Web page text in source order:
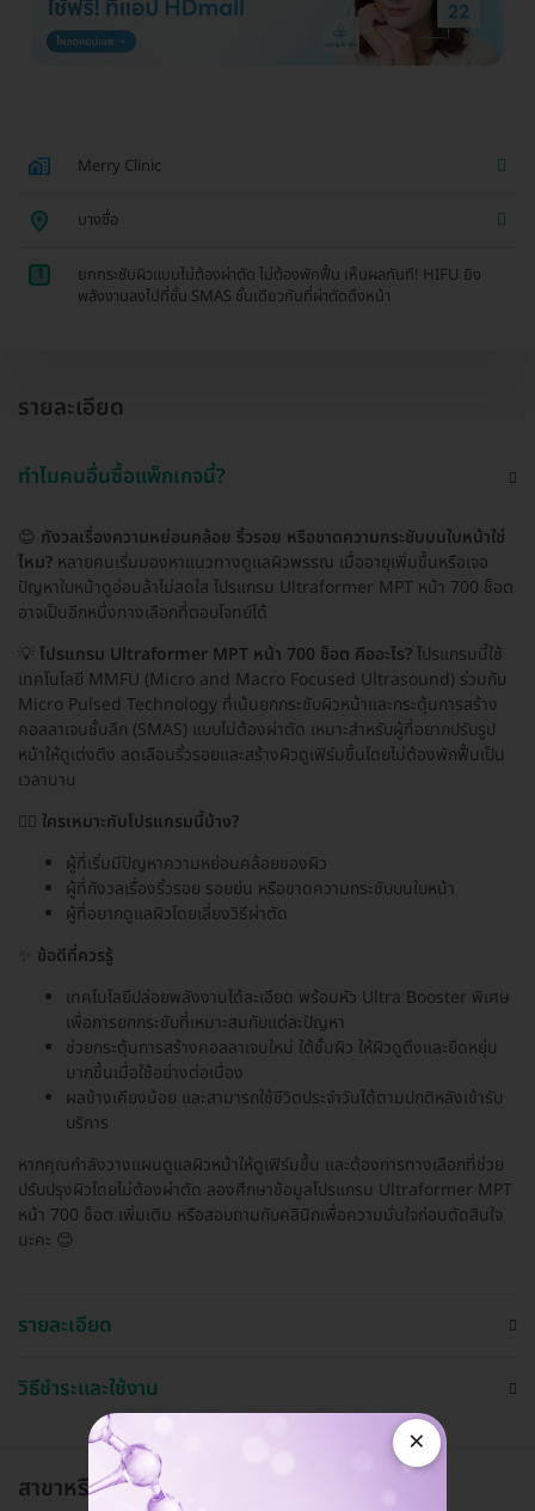
Merry Clinic
บางซื่อ
1
ยกกระชับผิวแบบไม่ต้องผ่าตัด ไม่ต้องพักฟื้น เห็นผลทันที! HIFU ยิง
พลังงานลงไปที่ชั้น SMAS ชั้นเดียวกับที่ผ่าตัดดึงหน้า
รายละเอียด
ทำไมคนอื่นซื้อแพ็กเกจนี้?
😊 กังวลเรื่องความหย่อนคล้อย ริ้วรอย หรือขาดความกระชับบนใบหน้าใช่
ไหม? หลายคนเริ่มมองหาแนวทางดูแลผิวพรรณ เมื่ออายุเพิ่มขึ้นหรือเจอ
ปัญหาใบหน้าดูอ่อนล้าไม่สดใส โปรแกรม Ultraformer MPT หน้า 700 ช็อต
อาจเป็นอีกหนึ่งทางเลือกที่ตอบโจทย์ได้
💡 โปรแกรม Ultraformer MPT หน้า 700 ช็อต คืออะไร? โปรแกรมนี้ใช้
เทคโนโลยี MMFU (Micro and Macro Focused Ultrasound) ร่วมกับ
Micro Pulsed Technology ที่เน้นยกกระชับผิวหน้าและกระตุ้นการสร้าง
คอลลาเจนชั้นลึก (SMAS) แบบไม่ต้องผ่าตัด เหมาะสำหรับผู้ที่อยากปรับรูป
หน้าให้ดูเต่งตึง ลดเลือนริ้วรอยและสร้างผิวดูเฟิร์มขึ้นโดยไม่ต้องพักฟื้นเป็น
เวลานาน
🙋‍♀️ ใครเหมาะกับโปรแกรมนี้บ้าง?
ผู้ที่เริ่มมีปัญหาความหย่อนคล้อยของผิว
ผู้ที่กังวลเรื่องริ้วรอย รอยย่น หรือขาดความกระชับบนใบหน้า
ผู้ที่อยากดูแลผิวโดยเลี่ยงวิธีผ่าตัด
ข้อดีที่ควรรู้
เทคโนโลยีปล่อยพลังงานได้ละเอียด พร้อมหัว Ultra Booster พิเศษ
เพื่อการยกกระชับที่เหมาะสมกับแต่ละปัญหา
ช่วยกระตุ้นการสร้างคอลลาเจนใหม่ ใต้ชั้นผิว ให้ผิวดูตึงและยืดหยุ่น
มากขึ้นเมื่อใช้อย่างต่อเนื่อง
ผลข้างเคียงน้อย และสามารถใช้ชีวิตประจำวันได้ตามปกติหลังเข้ารับ
บริการ
หากคุณกำลังวางแผนดูแลผิวหน้าให้ดูเฟิร์มขึ้น และต้องการทางเลือกที่ช่วย
ปรับปรุงผิวโดยไม่ต้องผ่าตัด ลองศึกษาข้อมูลโปรแกรม Ultraformer MPT
หน้า 700 ช็อต เพิ่มเติม หรือสอบถามกับคลินิกเพื่อความมั่นใจก่อนตัดสินใจ
นะคะ 😊
รายละเอียด
วิธีชำระและใช้งาน
สาขาหรือแผนกที่ให้บริการ
×